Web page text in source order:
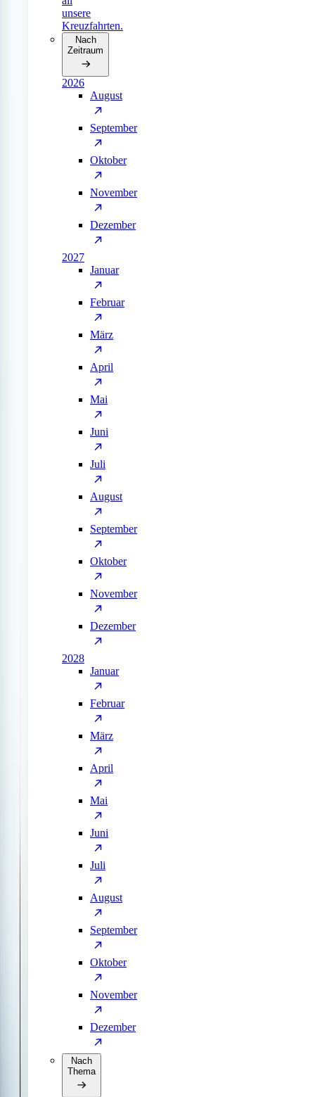
unsere
Kreuzfahrten.
Nach
Zeitraum
2026
August
September
Oktober
November
Dezember
2027
Januar
Februar
März
April
Mai
Juni
Juli
August
September
Oktober
November
Dezember
2028
Januar
Februar
März
April
Mai
Juni
Juli
August
September
Oktober
November
Dezember
Nach
Thema